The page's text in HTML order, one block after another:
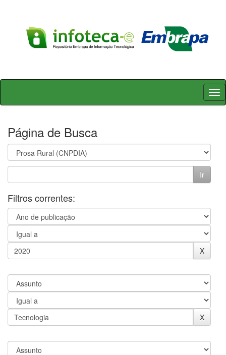
Skip
Página de Busca
Filtros correntes: